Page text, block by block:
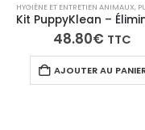
HYGIÈNE ET ENTRETIEN ANIMAUX,
48.80€ TTC
AJOUTER AU